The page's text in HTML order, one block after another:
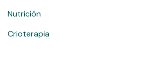
Nutrición
Crioterapia